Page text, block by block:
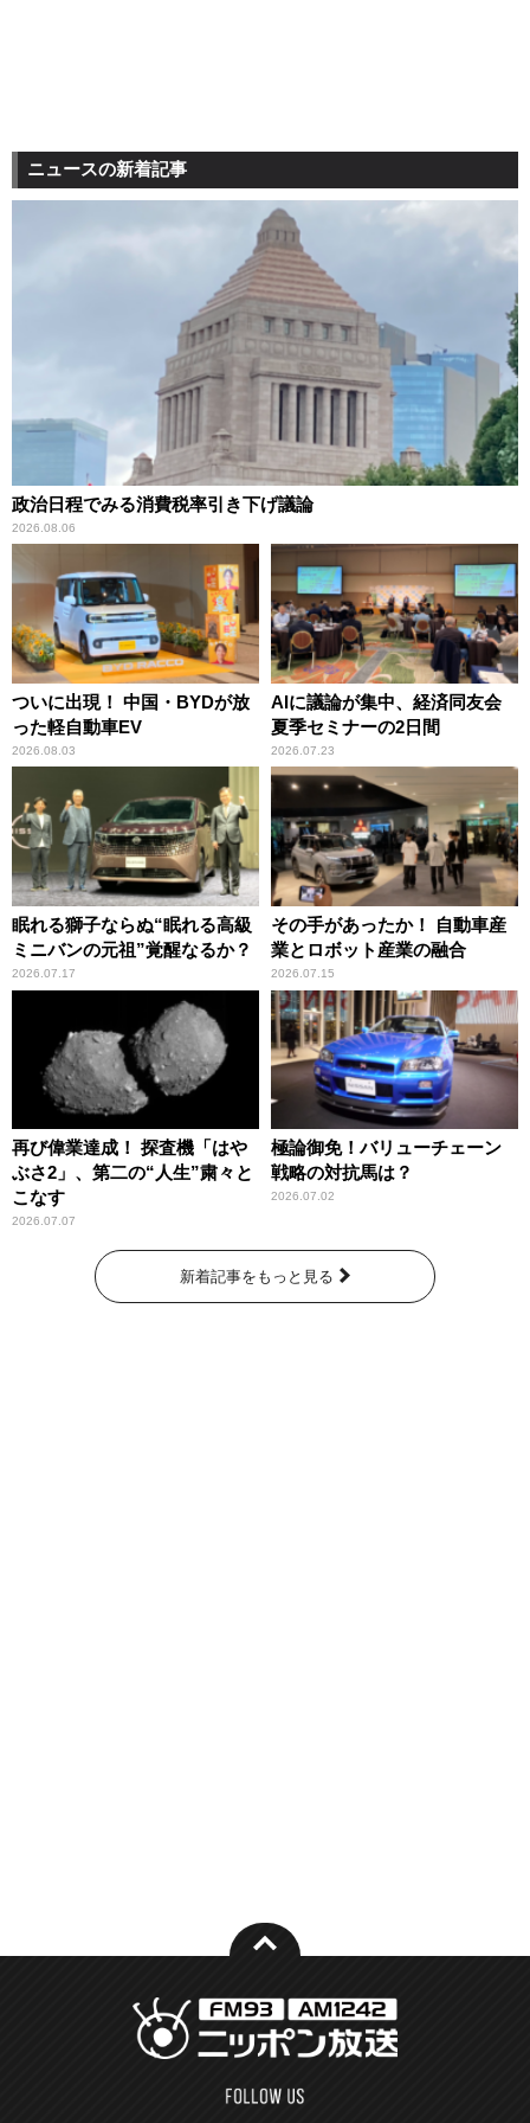
ニュースの新着記事
政治日程でみる消費税率引き下げ議論
2026.08.06
ついに出現！ 中国・BYDが放
った軽自動車EV
2026.08.03
AIに議論が集中、経済同友会
夏季セミナーの2日間
2026.07.23
眠れる獅子ならぬ“眠れる高級
ミニバンの元祖”覚醒なるか？
2026.07.17
その手があったか！ 自動車産
業とロボット産業の融合
2026.07.15
再び偉業達成！ 探査機「はや
ぶさ2」、第二の“人生”粛々と
こなす
2026.07.07
極論御免！バリューチェーン
戦略の対抗馬は？
2026.07.02
新着記事をもっと見る